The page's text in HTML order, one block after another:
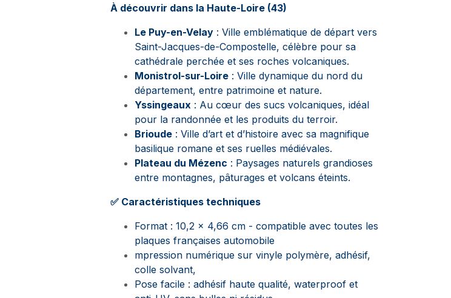
À découvrir dans la Haute-Loire (43)
Le Puy-en-Velay : Ville emblématique de départ vers
Saint-Jacques-de-Compostelle, célèbre pour sa
cathédrale perchée et ses roches volcaniques.
Monistrol-sur-Loire : Ville dynamique du nord du
département, entre patrimoine et nature.
Yssingeaux : Au cœur des sucs volcaniques, idéal
pour la randonnée et les produits du terroir.
Brioude : Ville d’art et d’histoire avec sa magnifique
basilique romane et ses ruelles médiévales.
Plateau du Mézenc : Paysages naturels grandioses
entre montagnes, pâturages et volcans éteints.
✅ Caractéristiques techniques
Format : 10,2 x 4,66 cm - compatible avec toutes les
plaques françaises automobile
mpression numérique sur vinyle polymère, adhésif,
colle solvant,
Pose facile : adhésif haute qualité, waterproof et